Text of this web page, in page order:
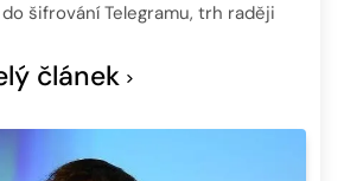
šifrování Telegramu, trh raději
článek